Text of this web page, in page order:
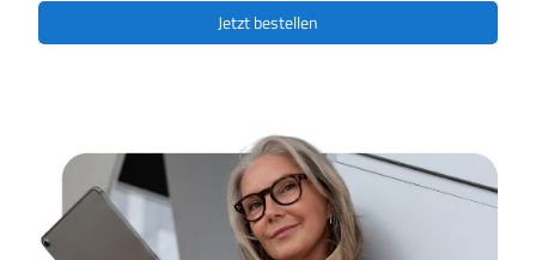
Jetzt bestellen
Bereich